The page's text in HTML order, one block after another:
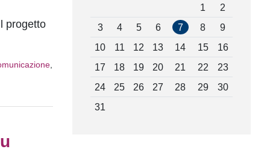
progetto
,
1
2
3
4 5 6 7 8
9
10
11 12 13 14 15
16
17
18 19 20 21 22
23
24
25 26 27 28 29
30
31